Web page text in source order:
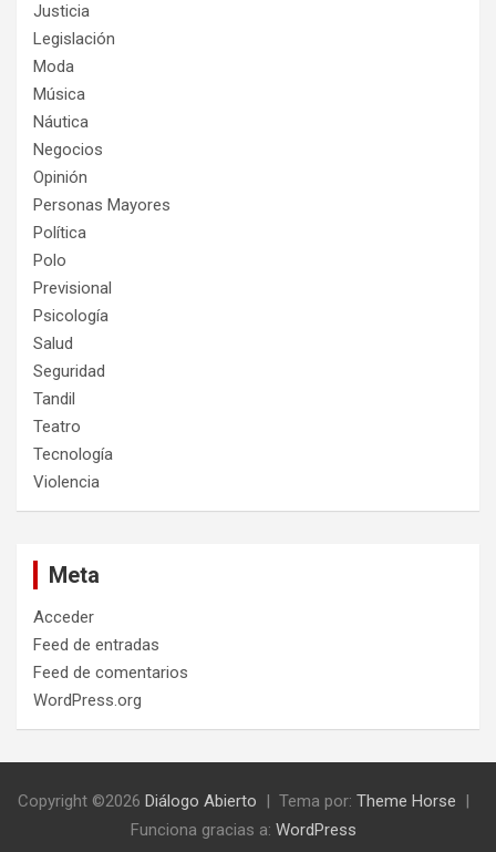
Justicia
Legislación
Moda
Música
Náutica
Negocios
Opinión
Personas Mayores
Política
Polo
Previsional
Psicología
Salud
Seguridad
Tandil
Teatro
Tecnología
Violencia
Meta
Acceder
Feed de entradas
Feed de comentarios
WordPress.org
Copyright ©2026 Diálogo Abierto Tema por: Theme Horse
Funciona gracias a: WordPress